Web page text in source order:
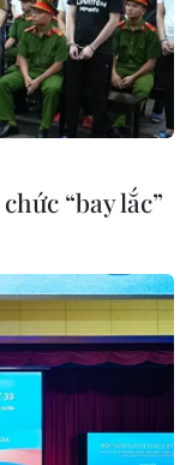
“bay lắc”